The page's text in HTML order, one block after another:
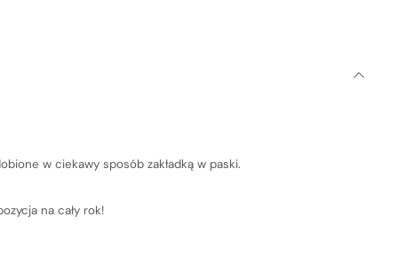
w ciekawy sposób zakładką w paski.
na cały rok!jest